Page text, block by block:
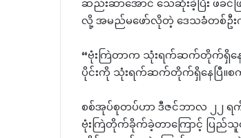
လို့ အမည်မဖော်လိုတဲ့ ဒေသခံတစ်ဦး
“ဗုံးကြဲတာက သုံးရက်ဆက်တိုက်ရှိနေပ
ပိုင်းကို သုံးရက်ဆက်တိုက်ရှိနေပြီ။စ
စစ်အုပ်စုတပ်ဟာ ဒီဇင်ဘာလ ၂၂ ရ
ဗုံးကြဲတိုက်ခိုက်ခဲ့တာကြောင့် ပြည်